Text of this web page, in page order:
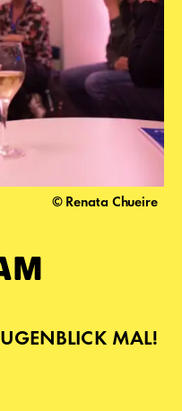
© Renata Chueire
MAL!